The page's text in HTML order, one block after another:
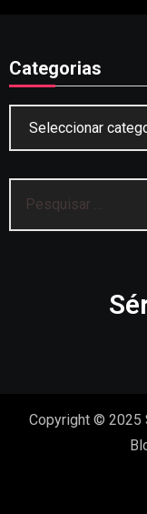
Categorias
por:
Copyright © 2025